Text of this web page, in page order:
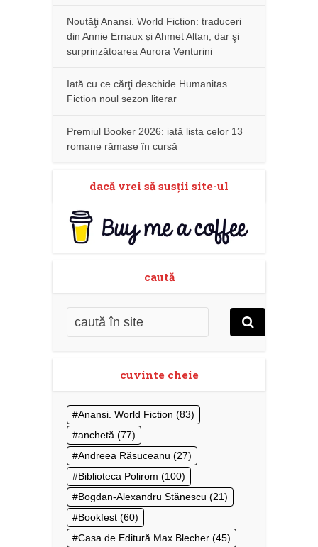
Noutăţi Anansi. World Fiction: traduceri
din Annie Ernaux și Ahmet Altan, dar şi
surprinzătoarea Aurora Venturini
Iată cu ce cărţi deschide Humanitas
Fiction noul sezon literar
Premiul Booker 2026: iată lista celor 13
romane rămase în cursă
dacă vrei să susţii site-ul
caută
cuvinte cheie
Anansi. World Fiction (83)
anchetă (77)
Andreea Răsuceanu (27)
Biblioteca Polirom (100)
Bogdan-Alexandru Stănescu (21)
Bookfest (60)
Casa de Editură Max Blecher (45)